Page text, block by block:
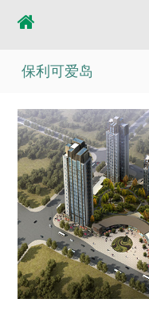
保利可爱岛